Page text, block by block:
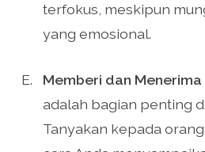
terfokus, meskipun
yang emosional.
Memberi dan
adalah bagian penting
Tanyakan kepada